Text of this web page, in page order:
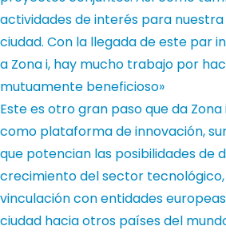
actividades de interés para
ciudad. Con la llegada de este par
a Zona i, hay mucho trabajo por
mutuamente beneficioso»
Este es otro gran paso que da
como plataforma de innovación,
que potencian las posibilidades de
crecimiento del sector
vinculación con entidades
ciudad hacia otros países del